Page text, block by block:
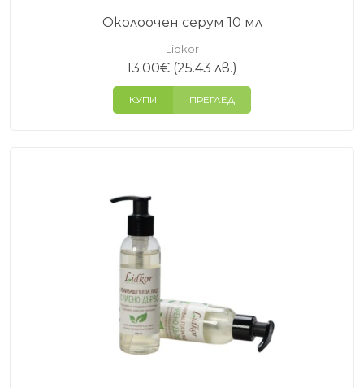
Околоочен серум 10 мл
Lidkor
13.00€ (25.43 лв.)
КУПИ ПРЕГЛЕД